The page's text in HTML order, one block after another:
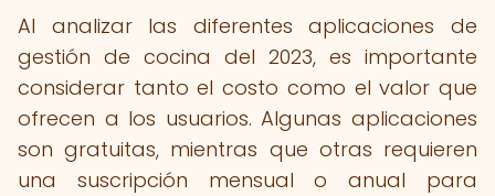
Al analizar las diferentes aplicaciones de
gestión de cocina del 2023, es importante
considerar tanto el costo como el valor que
ofrecen a los usuarios. Algunas aplicaciones
son gratuitas, mientras que otras requieren
una suscripción mensual o anual para